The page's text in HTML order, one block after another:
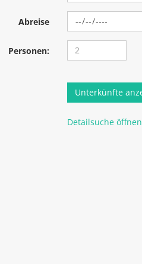
Abreise
Personen:
Detailsuche öffnen